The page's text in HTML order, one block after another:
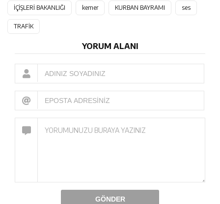
İÇİŞLERİ BAKANLIĞI kemer KURBAN BAYRAMI ses
TRAFİK
YORUM ALANI
GÖNDER